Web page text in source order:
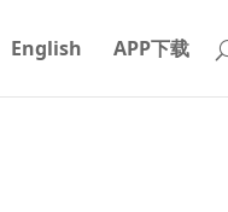
English APP下载